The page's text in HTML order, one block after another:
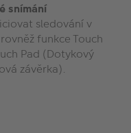
snímání
sledování v
funkce Touch
Pad (Dotykový
závěrka).